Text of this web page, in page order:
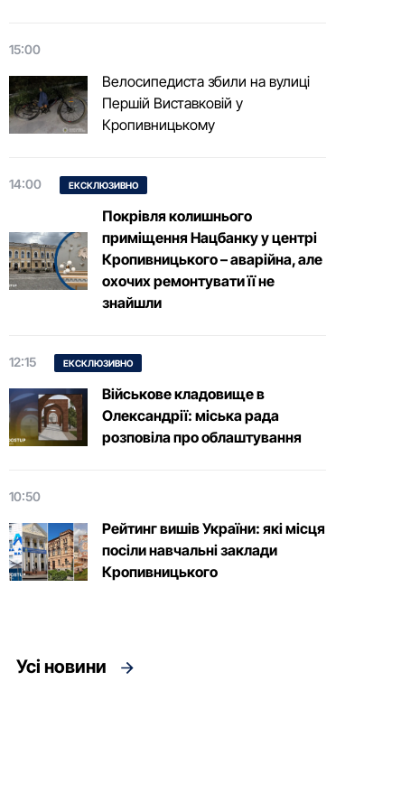
15:00
Велосипедиста збили на вулиці
Першій Виставковій у
Кропивницькому
14:00 ЕКСКЛЮЗИВНО
Покрівля колишнього
приміщення Нацбанку у центрі
Кропивницького – аварійна, але
охочих ремонтувати її не
знайшли
12:15 ЕКСКЛЮЗИВНО
Військове кладовище в
Олександрії: міська рада
розповіла про облаштування
10:50
Рейтинг вишів України: які місця
посіли навчальні заклади
Кропивницького
Усі новини